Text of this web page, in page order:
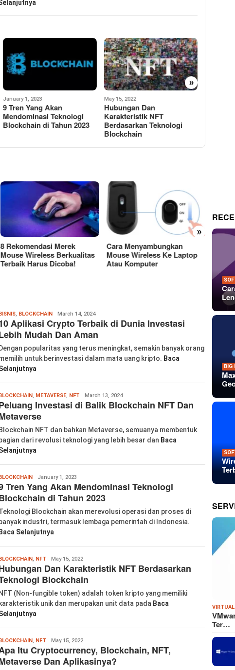
»
May 15, 2022
Hubungan Dan
Karakteristik NFT
Berdasarkan Teknologi
May 15, 2022
Apa Itu Cryptocurrency,
Blockchain, NFT,
Metaverse Dan
Aplikasinya?
»
Cara Menyambungkan
Mouse Wireless Ke Laptop
Atau Komputer
Perbedaan Antara Layar
OLED Dan LCD Mana Yang
Lebih Baik?
15
Dan
BISNIS, BLOCKCHAINWanglu
Piao
March 14, 2024
Aplikasi Crypto Terbaik di Dunia Investasi
Mudah Dan Aman
Dengan popularitas yang terus meningkat, semakin banyak orang
untuk berinvestasi dalam mata uang kripto. Baca
BLOCKCHAIN, METAVERSE, NFT Wanglu
Piao
March 13, 2024
Investasi di Balik Blockchain NFT Dan
Blockchain NFT dan bahkan Metaverse, semuanya membentuk
bagian dari revolusi teknologi yang lebih besar dan Baca
BLOCKCHAINlabkom99
January 1, 2023
Tren Yang Akan Mendominasi Teknologi
di Tahun 2023
Blockchain akan merevolusi operasi dan proses di
banyak industri, termasuk lembaga pemerintah di Indonesia.
Baca Selanjutnya
BLOCKCHAIN, NFT Wanglu
Piao
May 15, 2022
Dan Karakteristik NFT Berdasarkan
Blockchain
NFT (Non-fungible token) adalah token kripto yang memiliki
karakteristik unik dan merupakan unit data pada Baca
BLOCKCHAIN, NFT Wanglu
Piao
May 15, 2022
Itu Cryptocurrency, Blockchain, NFT,
Dan Aplikasinya?
BIG
VIRTUAL
Ter…